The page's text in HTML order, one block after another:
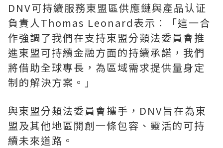
DNV可持續服務東盟區供應鏈與產品认证
負責人Thomas Leonard表示：「這一合
作強調了我們在支持東盟分類法委員會推
進東盟可持續金融方面的持續承諾，我們
將借助全球專長，為區域需求提供量身定
制的解決方案。」
與東盟分類法委員會攜手，DNV旨在為東
盟及其他地區開創一條包容、靈活的可持
續未來道路。